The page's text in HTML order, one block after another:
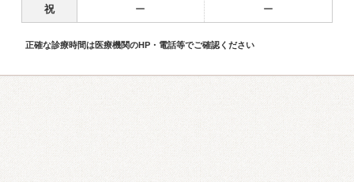
祝 ー ー
正確な診療時間は医療機関のHP・電話等でご確認ください